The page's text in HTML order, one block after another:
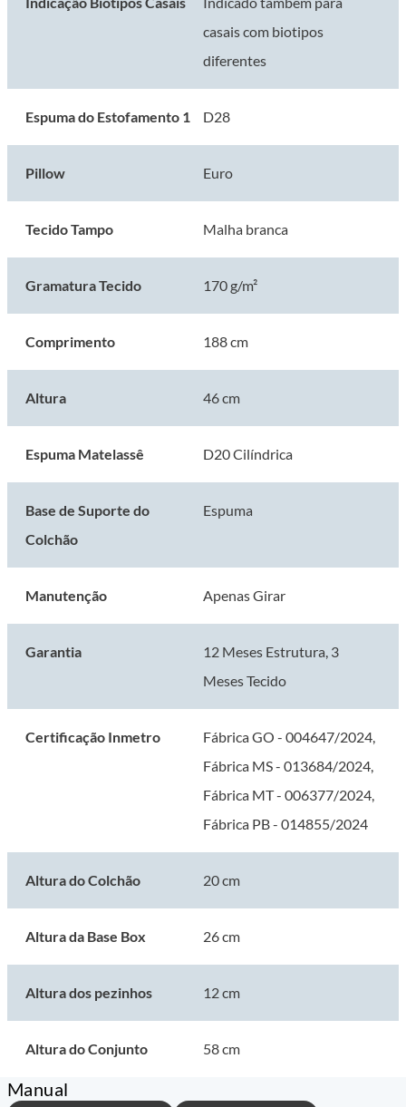
Marca: Prodormir
Pillow: Euro
Nível de Firmeza: Intermediário
Suporte de Peso: Até 110 kg
Tamanho: Solteiro
Altura do Colchão: 20 cm
Altura dos Pés: 12 cm
Altura do conjunto: 58 cm
Manutenção: No Turn, girar o Colchão a cada 30 dias
A Prodormir oferece a garantia de 12 meses a partir do recebimento do
produto. Caso perceba algum defeito de fabricação, entre em contato com
nossos canais de atendimento para uma análise rápida e eficiente.
casais com biotipos
diferentes
Espuma do Estofamento 1 D28
Pillow Euro
Tecido Tampo Malha branca
Gramatura Tecido 170 g/m²
Comprimento 188 cm
Altura 46 cm
Espuma Matelassê D20 Cilíndrica
Base de Suporte do
Colchão
Espuma
Manutenção Apenas Girar
Garantia
12 Meses Estrutura, 3
Meses Tecido
Certificação Inmetro
Fábrica GO - 004647/2024,
Fábrica MS - 013684/2024,
Fábrica MT - 006377/2024,
Fábrica PB - 014855/2024
Altura do Colchão 20 cm
Altura da Base Box 26 cm
Altura dos pezinhos 12 cm
Altura do Conjunto 58 cm
Manual